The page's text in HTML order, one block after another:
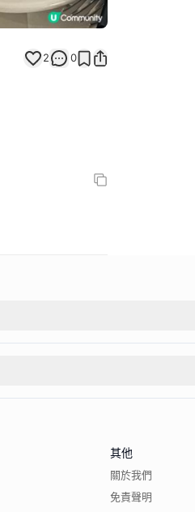
2 0
其他
關於我們
免責聲明